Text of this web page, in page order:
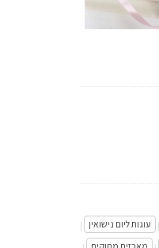
| עוגות ליום נישואין
|